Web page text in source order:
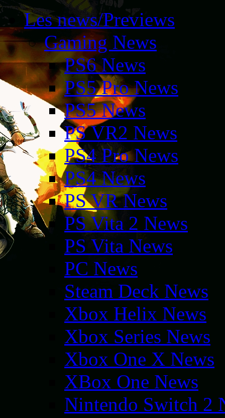
Les news/Previews
Gaming News
PS6 News
PS5 Pro News
PS5 News
PS VR2 News
PS4 Pro News
PS4 News
PS VR News
PS Vita 2 News
PS Vita News
PC News
Steam Deck News
Xbox Helix News
Xbox Series News
Xbox One X News
XBox One News
Nintendo Switch 2